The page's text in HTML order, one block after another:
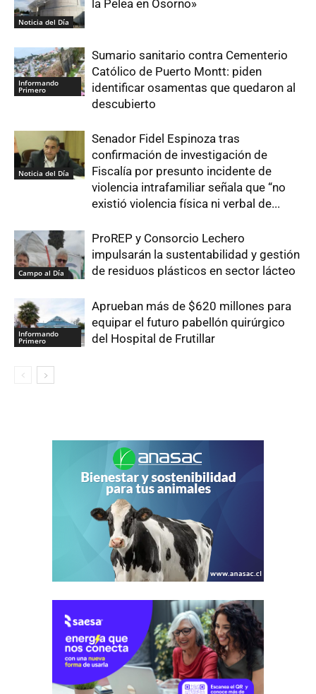
Noticia del Día
la Pelea en Osorno»
Informando
Primero
Sumario sanitario contra Cementerio
Católico de Puerto Montt: piden
identificar osamentas que quedaron al
descubierto
Noticia del Día
Senador Fidel Espinoza tras
confirmación de investigación de
Fiscalía por presunto incidente de
violencia intrafamiliar señala que “no
existió violencia física ni verbal de...
Campo al Día
ProREP y Consorcio Lechero
impulsarán la sustentabilidad y gestión
de residuos plásticos en sector lácteo
Informando
Primero
Aprueban más de $620 millones para
equipar el futuro pabellón quirúrgico
del Hospital de Frutillar